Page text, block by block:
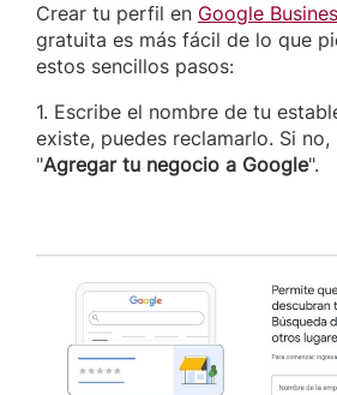
Crear tu perfil en Google
gratuita es más fácil de lo que
estos sencillos pasos:
1. Escribe el nombre de tu
existe, puedes reclamarlo. Si
"Agregar tu negocio a Google".